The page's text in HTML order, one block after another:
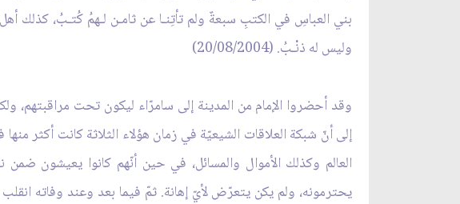
بني العباسِ في الكتبِ سبعةٌ ولم تأتِنـا عن ثامـن لـهمُ كُتـبُ، كذلك
وليس له ذنْـبُ. (20/08/2004)
إلى أنّ شبكة العلاقات الشيعيّة في زمان هؤلاء الثلاثة كانت أكثر
العالم وكذلك الأموال والمسائل، في حين أنّهم كانوا يعيشون
يحترمونه، ولم يكن يتعرّض لأيّ إهانة. ثمّ فيما بعد وعند وفاته